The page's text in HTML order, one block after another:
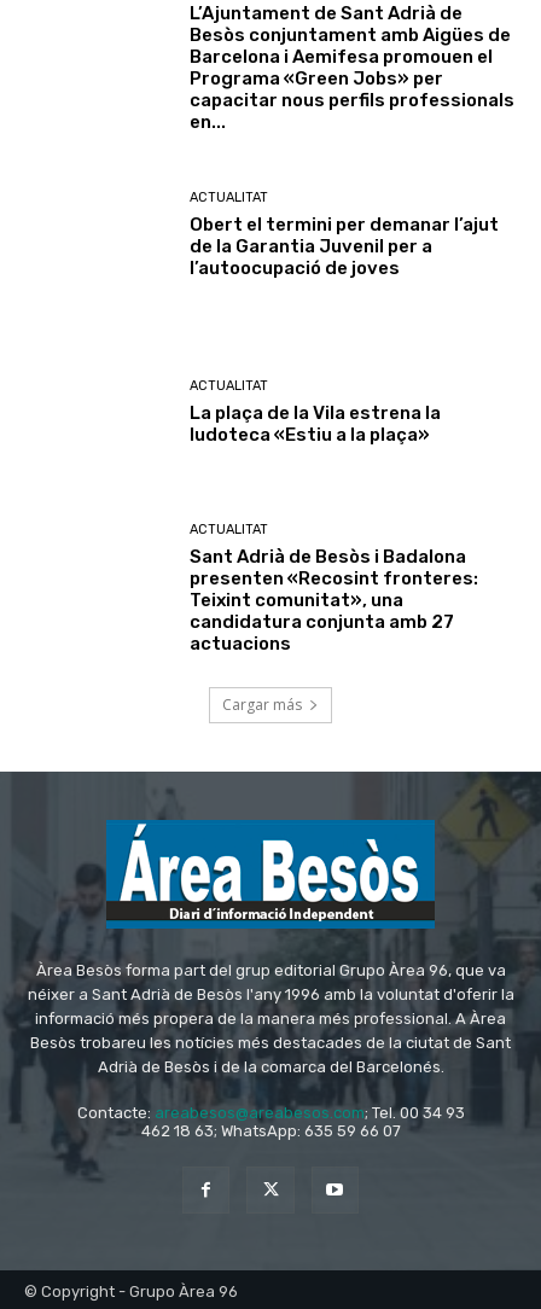
L’Ajuntament de Sant Adrià de
Besòs conjuntament amb Aigües de
Barcelona i Aemifesa promouen el
Programa «Green Jobs» per
capacitar nous perfils professionals
en...
ACTUALITAT
Obert el termini per demanar l’ajut
de la Garantia Juvenil per a
l’autoocupació de joves
ACTUALITAT
La plaça de la Vila estrena la
ludoteca «Estiu a la plaça»
ACTUALITAT
Sant Adrià de Besòs i Badalona
presenten «Recosint fronteres:
Teixint comunitat», una
candidatura conjunta amb 27
actuacions
Cargar más
Àrea Besòs forma part del grup editorial Grupo Àrea 96, que va
néixer a Sant Adrià de Besòs l'any 1996 amb la voluntat d'oferir la
informació més propera de la manera més professional. A Àrea
Besòs trobareu les notícies més destacades de la ciutat de Sant
Adrià de Besòs i de la comarca del Barcelonés.
Contacte: areabesos@areabesos.com; Tel. 00 34 93
462 18 63; WhatsApp: 635 59 66 07
© Copyright - Grupo Àrea 96